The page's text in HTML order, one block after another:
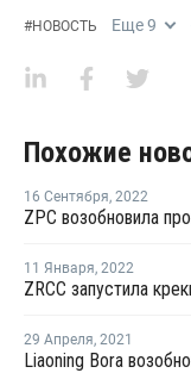
#НОВОСТЬ Еще9
Похожие
16 Сентября, 2022
11 Января, 2022
ZRCC запустила
29 Апреля, 2021
Liaoning Bora